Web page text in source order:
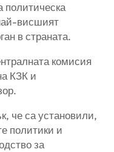
политическа
висшият
в страната.
комисия
КЗК и
че са установили,
политики и
за